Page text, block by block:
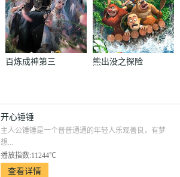
百炼成神第三
熊出没之探险
开心锤锤
主人公锤锤是一个普普通通的年轻人乐观善良，有梦
想...
播放指数:11244℃
查看详情